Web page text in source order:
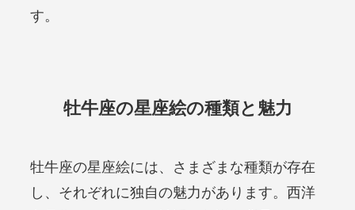
す。
牡牛座の星座絵の種類と魅力
牡牛座の星座絵には、さまざまな種類が存在
し、それぞれに独自の魅力があります。西洋